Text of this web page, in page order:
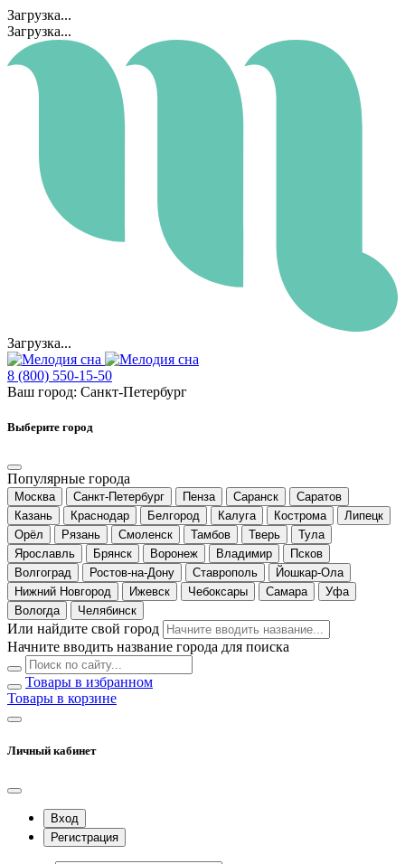
Загрузка...
Загрузка...
Загрузка...
8 (800) 550-15-50
Ваш город: Санкт-Петербург
Выберите город
Популярные города
Москва Санкт-Петербург Пенза Саранск
Саратов
Казань
Краснодар Белгород Калуга Кострома
Липецк
Орёл
Рязань Смоленск Тамбов Тверь
Тула
Ярославль
Брянск Воронеж Владимир
Псков
Волгоград
Ростов-на-Дону Ставрополь
Йошкар-Ола
Нижний Новгород
Ижевск Чебоксары Самара
Уфа
Вологда
Челябинск
Или найдите свой город
Начните вводить название города для поиска
Товары в избранном
Товары в корзине
Личный кабинет
Вход
Регистрация